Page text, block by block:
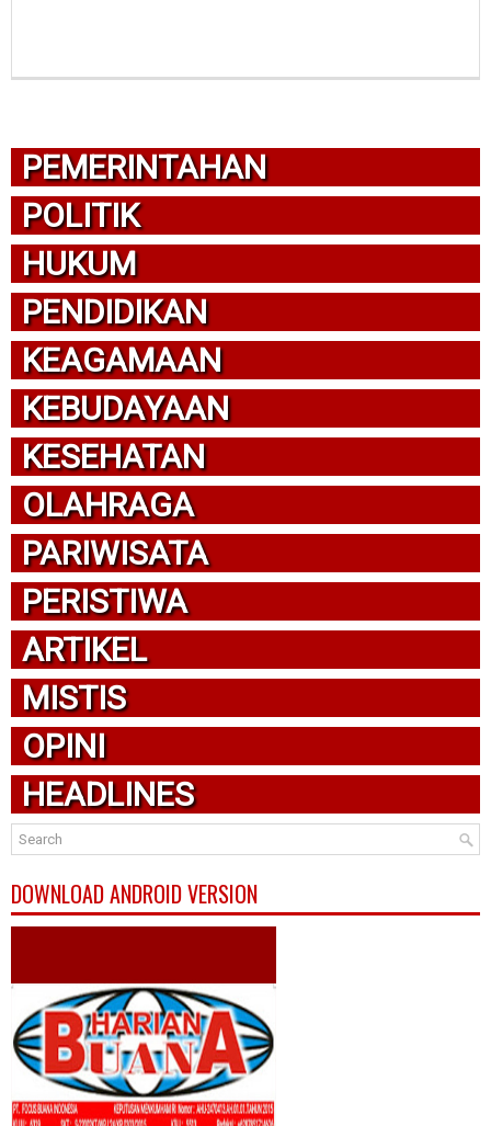
PEMERINTAHAN
POLITIK
HUKUM
PENDIDIKAN
KEAGAMAAN
KEBUDAYAAN
KESEHATAN
OLAHRAGA
PARIWISATA
PERISTIWA
ARTIKEL
MISTIS
OPINI
HEADLINES
DOWNLOAD ANDROID VERSION